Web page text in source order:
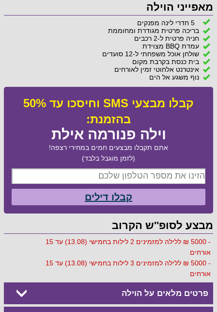
מאפייני הוילה
5 חדרי לינה מפנקים
בריכה פרטית מגודרת ומחוממת
חניה פרטית ל-2 רכבים
עמדת BBQ מצוידת
שולחן אוכל משפחתי ל-12 סועדים
בית כנסת בקרבת מקום
אינטרנט אלחוטי זמין לאורחים
נוף משגע אל הים
קבלו מבצעי SMS וחיסכו עד 50%
בהזמנת:
וילה פנורמה אילת
אתם תקבלו מבצעים חמים במחירי רצפה!
(לזמן מוגבל בלבד)
קבלו דילים
מבצע לסופ''ש הקרוב
- 5000 ₪ ללילה למזמינים 2 לילות בחמישי (13.08) עד 15
אורחים
- 5000 ₪ ללילה למזמינים 3 לילות בחמישי (13.08) עד 15
אורחים
פרטים מלאים על הוילה